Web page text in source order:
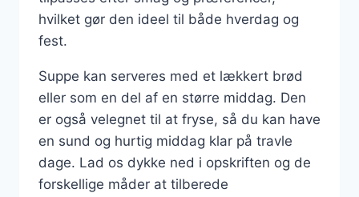
hvilket gør den ideel til både hverdag og
fest.
Suppe kan serveres med et lækkert brød
eller som en del af en større middag. Den
er også velegnet til at fryse, så du kan have
en sund og hurtig middag klar på travle
dage. Lad os dykke ned i opskriften og de
forskellige måder at tilberede